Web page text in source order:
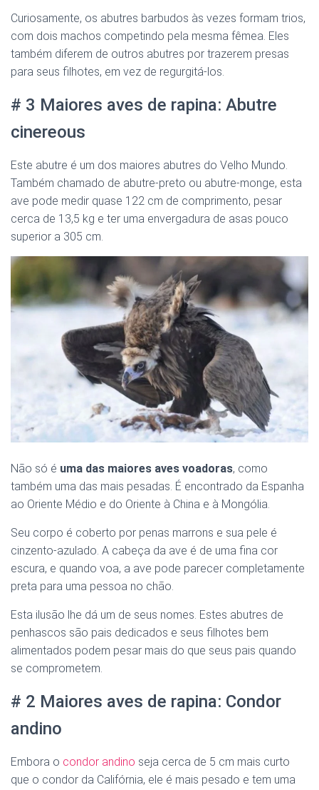
Curiosamente, os abutres barbudos às vezes formam trios,
com dois machos competindo pela mesma fêmea. Eles
também diferem de outros abutres por trazerem presas
para seus filhotes, em vez de regurgitá-los.
# 3 Maiores aves de rapina: Abutre
cinereous
Este abutre é um dos maiores abutres do Velho Mundo.
Também chamado de abutre-preto ou abutre-monge, esta
ave pode medir quase 122 cm de comprimento, pesar
cerca de 13,5 kg e ter uma envergadura de asas pouco
superior a 305 cm.
Não só é uma das maiores aves voadoras, como
também uma das mais pesadas. É encontrado da Espanha
ao Oriente Médio e do Oriente à China e à Mongólia.
Seu corpo é coberto por penas marrons e sua pele é
cinzento-azulado. A cabeça da ave é de uma fina cor
escura, e quando voa, a ave pode parecer completamente
preta para uma pessoa no chão.
Esta ilusão lhe dá um de seus nomes. Estes abutres de
penhascos são pais dedicados e seus filhotes bem
alimentados podem pesar mais do que seus pais quando
se comprometem.
# 2 Maiores aves de rapina: Condor
andino
Embora o condor andino seja cerca de 5 cm mais curto
que o condor da Califórnia, ele é mais pesado e tem uma